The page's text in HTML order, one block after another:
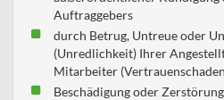
Auftraggebers
durch Betrug, Untreue oder
(Unredlichkeit) Ihrer
Mitarbeiter
Beschädigung oder